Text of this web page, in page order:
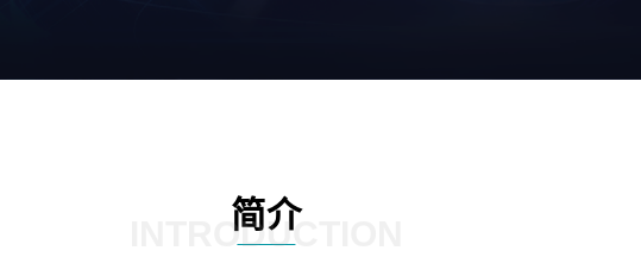
简介
INTRODUCTION